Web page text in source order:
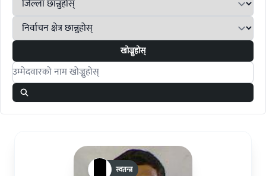
खोज्नुहोस्
Search candidates
स्वतन्त्र